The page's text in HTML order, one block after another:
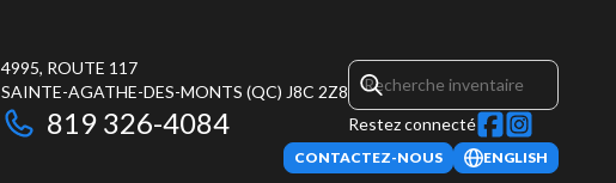
4995, ROUTE 117
SAINTE-AGATHE-DES-MONTS (QC) J8C 2Z8
819 326-4084 Restez connecté
CONTACTEZ-NOUS ENGLISH